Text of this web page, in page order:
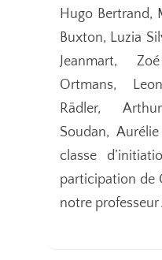
Hugo Bertrand,
Buxton, Luzia
Jeanmart,
Ortmans,
Rädler,
Soudan,
classe
participation de
notre